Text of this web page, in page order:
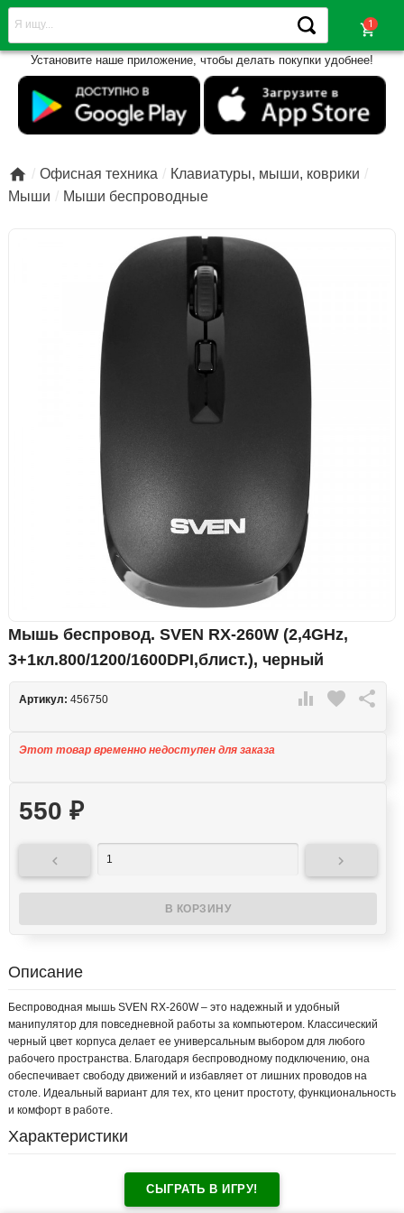
shopping_cart
Установите наше приложение, чтобы делать покупки удобнее!
 Офисная техника
Клавиатуры, мыши, коврики
Мыши
Мыши беспроводные
Мышь беспровод. SVEN RX-260W (2,4GHz,
3+1кл.800/1200/1600DPI,блист.), черный
 favorite 
Артикул: 456750
Этот товар временно недоступен для заказа
550 ₽
 
Описание
Беспроводная мышь SVEN RX-260W – это надежный и удобный
манипулятор для повседневной работы за компьютером. Классический
черный цвет корпуса делает ее универсальным выбором для любого
рабочего пространства. Благодаря беспроводному подключению, она
обеспечивает свободу движений и избавляет от лишних проводов на
столе. Идеальный вариант для тех, кто ценит простоту, функциональность
и комфорт в работе.
Характеристики
СЫГРАТЬ В ИГРУ!